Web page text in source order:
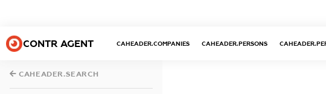
CONTR AGENT CAHEADER.COMPANIES CAHEADER.PERSONS
CAHEADER.SEARCH